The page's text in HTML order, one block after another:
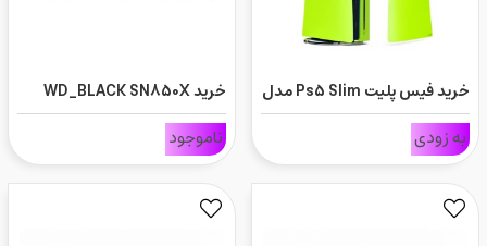
خرید فیس پلیت Ps5 Slim مدل
Remix Green
به زودی
خرید WD_BLACK SN850X
NVMe SSD with Heatsink
2TB
ناموجود